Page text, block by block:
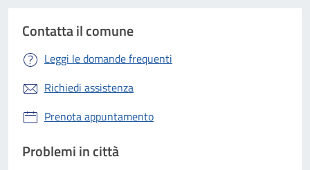
Contatta il comune
Leggi le domande frequenti
Richiedi assistenza
Prenota appuntamento
Problemi in città